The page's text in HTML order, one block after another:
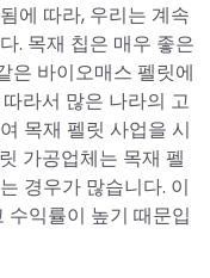
에 따라, 우리는 계속
. 목재 칩은 매우 좋은
은 바이오매스 펠릿에
라서 많은 나라의 고
목재 펠릿 사업을 시
가공업체는 목재 펠
경우가 많습니다. 이
수익률이 높기 때문입